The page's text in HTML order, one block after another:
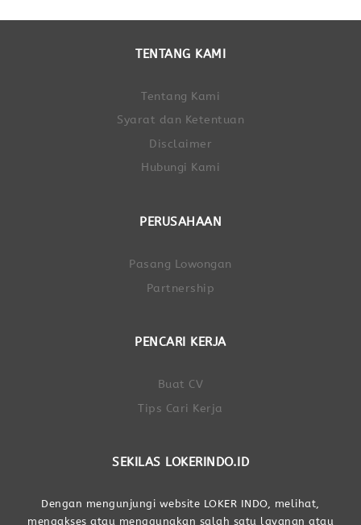
TENTANG KAMI
Tentang Kami
Syarat dan Ketentuan
Disclaimer
Hubungi Kami
PERUSAHAAN
Pasang Lowongan
Partnership
PENCARI KERJA
Buat CV
Tips Cari Kerja
SEKILAS LOKERINDO.ID
Dengan mengunjungi website LOKER INDO, melihat,
mengakses atau menggunakan salah satu layanan atau